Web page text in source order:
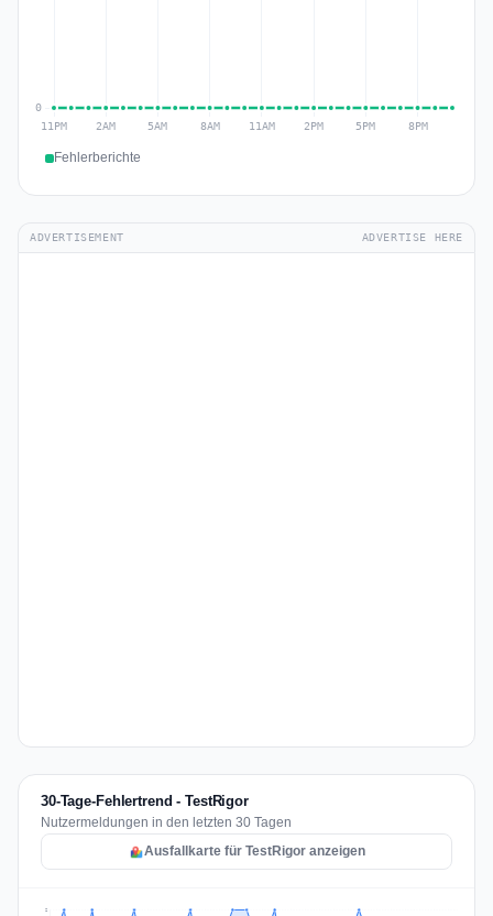
Fehlerberichte
ADVERTISEMENT ADVERTISE HERE
30-Tage-Fehlertrend - TestRigor
Nutzermeldungen in den letzten 30 Tagen
Ausfallkarte für TestRigor anzeigen
2